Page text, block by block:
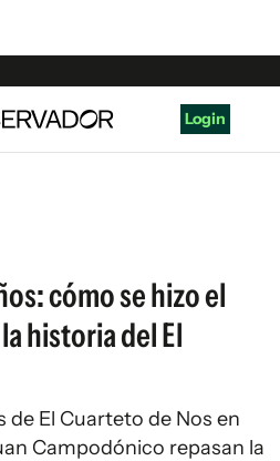
Login
cómo se hizo el
historia del El
El Cuarteto de Nos en
Campodónico repasan la